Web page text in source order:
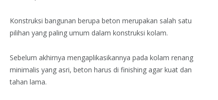
Konstruksi bangunan berupa beton merupakan salah satu
pilihan yang paling umum dalam konstruksi kolam.
Sebelum akhirnya mengaplikasikannya pada kolam renang
minimalis yang asri, beton harus di finishing agar kuat dan
tahan lama.